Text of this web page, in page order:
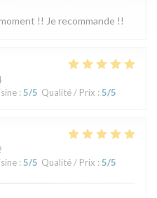
!! Je recommande !!
: 5/5 Qualité / Prix : 5/5
: 5/5 Qualité / Prix : 5/5